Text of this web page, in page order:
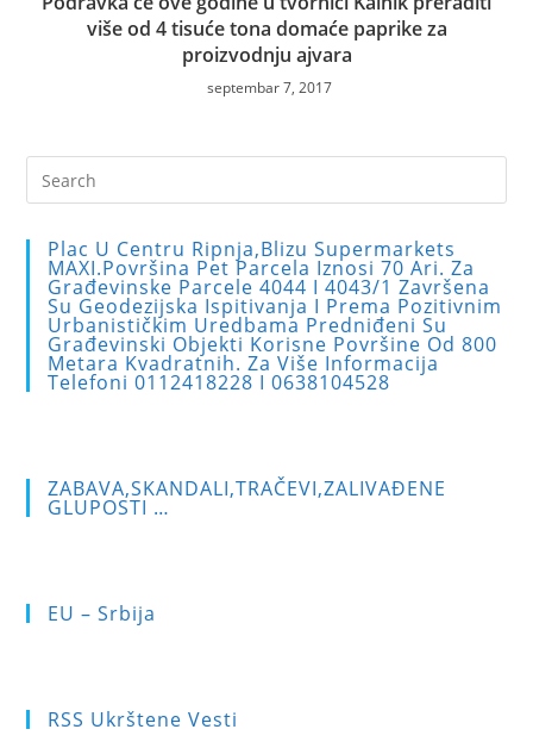
više od 4 tisuće tona domaće paprike za
proizvodnju ajvara
septembar 7, 2017
Plac U Centru Ripnja,blizu Supermarkets
MAXI.Površina Pet Parcela Iznosi 70 Ari. Za
Građevinske Parcele 4044 I 4043/1 Završena
Su Geodezijska Ispitivanja I Prema Pozitivnim
Urbanističkim Uredbama Predniđeni Su
Građevinski Objekti Korisne Površine Od 800
Metara Kvadratnih. Za Više Informacija
Telefoni 0112418228 I 0638104528
ZABAVA,SKANDALI,TRAČEVI,ZALIVAĐENE
GLUPOSTI …
EU – Srbija
RSS Ukrštene Vesti